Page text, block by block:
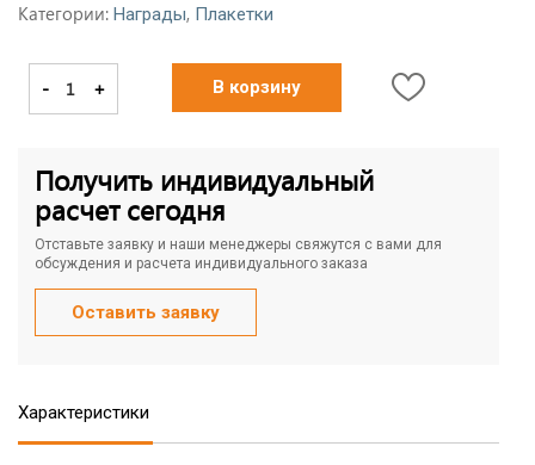
Категории: Награды, Плакетки
- + В корзину
Получить индивидуальный
расчет сегодня
Отставьте заявку и наши менеджеры свяжутся с вами для
обсуждения и расчета индивидуального заказа
Оставить заявку
Характеристики